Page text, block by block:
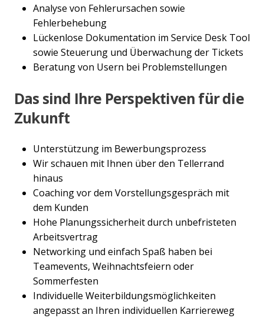
Analyse von Fehlerursachen sowie
Fehlerbehebung
Lückenlose Dokumentation im Service Desk Tool
sowie Steuerung und Überwachung der Tickets
Beratung von Usern bei Problemstellungen
Das sind Ihre Perspektiven für die
Zukunft
Unterstützung im Bewerbungsprozess
Wir schauen mit Ihnen über den Tellerrand
hinaus
Coaching vor dem Vorstellungsgespräch mit
dem Kunden
Hohe Planungssicherheit durch unbefristeten
Arbeitsvertrag
Networking und einfach Spaß haben bei
Teamevents, Weihnachtsfeiern oder
Sommerfesten
Individuelle Weiterbildungsmöglichkeiten
angepasst an Ihren individuellen Karriereweg